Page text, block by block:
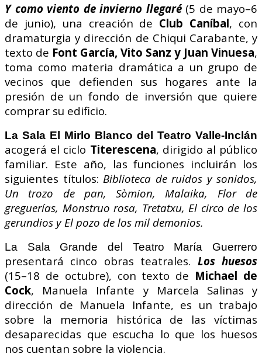
Y como viento de invierno llegaré(5 de mayo–6
de junio), una creación de Club Caníbal, con
dramaturgia y dirección de Chiqui Carabante, y
texto de Font García, Vito Sanz y Juan Vinuesa,
toma como materia dramática a un grupo de
vecinos que defienden sus hogares ante la
presión de un fondo de inversión que quiere
comprar su edificio.
La Sala El Mirlo Blanco del Teatro Valle-Inclán
acogerá el ciclo Titerescena, dirigido al público
familiar. Este año, las funciones incluirán los
siguientes títulos: Biblioteca de ruidos y sonidos,
Un trozo de pan, Sòmion, Malaika, Flor de
greguerías, Monstruo rosa, Tretatxu, El circo de los
gerundios y El pozo de los mil demonios.
La Sala Grande del Teatro María Guerrero
presentará cinco obras teatrales. Los huesos
(15–18 de octubre), con texto de Michael de
Cock, Manuela Infante y Marcela Salinas y
dirección de Manuela Infante, es un trabajo
sobre la memoria histórica de las víctimas
desaparecidas que escucha lo que los huesos
nos cuentan sobre la violencia.